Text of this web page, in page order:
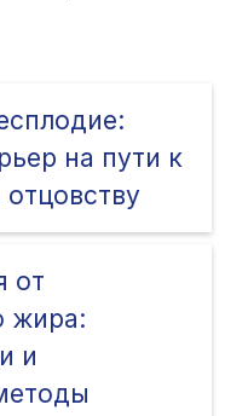
на пути к
от
жира:
и